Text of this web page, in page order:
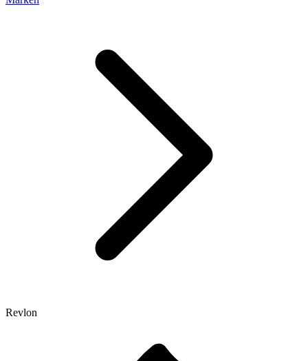
Revlon